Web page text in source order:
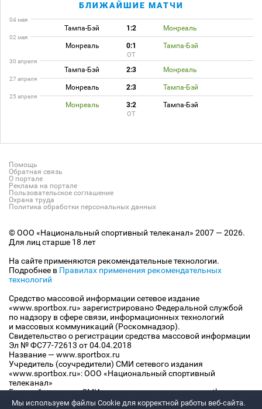
БЛИЖАЙШИЕ МАТЧИ
04 мая
Тампа-Бэй 1:2 Монреаль
02 мая
Монреаль 0:1 Тампа-Бэй
ОТ
30 апреля
Тампа-Бэй 2:3 Монреаль
27 апреля
Монреаль 2:3 Тампа-Бэй
25 апреля
Монреаль 3:2 Тампа-Бэй
ОТ
Помощь
Обратная связь
О портале
Реклама на портале
Пользовательское соглашение
Охрана труда
Политика обработки персональных данных
© ООО «Национальный спортивный телеканал» 2007 — 2026.
Для лиц старше 18 лет
На сайте применяются рекомендательные технологии.
Подробнее в Правилах применения рекомендательных
технологий
Средство массовой информации сетевое издание
«www.sportbox.ru» зарегистрировано Федеральной службой
по надзору в сфере связи, информационных технологий
и массовых коммуникаций (Роскомнадзор).
Свидетельство о регистрации средства массовой информации
Эл № ФС77-72613 от 04.04.2018
Название — www.sportbox.ru
Учредитель (соучредители) СМИ сетевого издания
«www.sportbox.ru»: ООО «Национальный спортивный
телеканал»
Главный редактор СМИ сетевого издания «www.sportbox.ru»:
Конов В.А.
Мы используем файлы Сookie для корректной работы веб-сайта.